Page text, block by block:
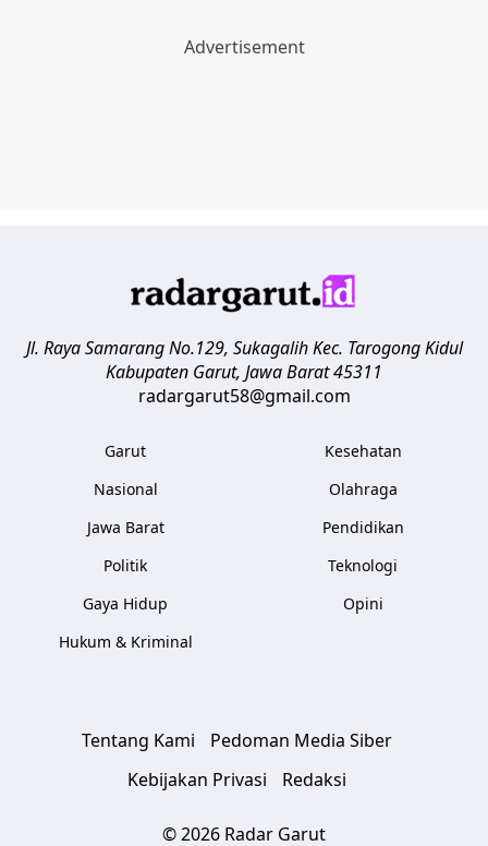
Jl. Raya Samarang No.129, Sukagalih Kec. Tarogong Kidul
Kabupaten Garut, Jawa Barat45311
radargarut58@gmail.com
Garut
Nasional
Jawa Barat
Politik
Gaya Hidup
Hukum & Kriminal
Kesehatan
Olahraga
Pendidikan
Teknologi
Opini
Tentang Kami
Pedoman Media Siber
Kebijakan Privasi
Redaksi
© 2026 Radar Garut